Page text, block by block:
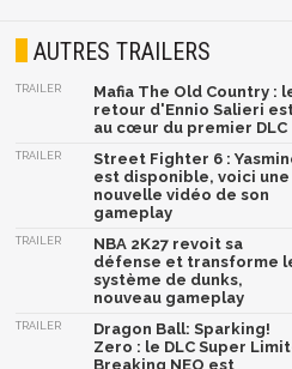
AUTRES TRAILERS
TRAILER
Mafia The Old Country :
retour d'Ennio Salieri
au cœur du premier DLC
TRAILER
Street Fighter 6 :
est disponible, voici une
nouvelle vidéo de son
gameplay
TRAILER
NBA 2K27 revoit sa
défense et transforme
système de dunks,
nouveau gameplay
TRAILER
Dragon Ball: Sparking!
Zero : le DLC Super
Breaking NEO est